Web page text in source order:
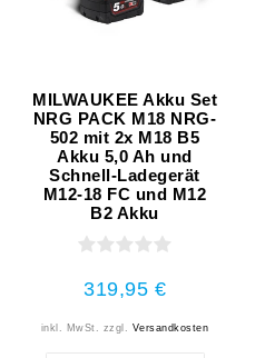
MILWAUKEE Akku Set
NRG PACK M18 NRG-
502 mit 2x M18 B5
Akku 5,0 Ah und
Schnell-Ladegerät
M12-18 FC und M12
B2 Akku
319,95 €
inkl. MwSt. zzgl. Versandkosten